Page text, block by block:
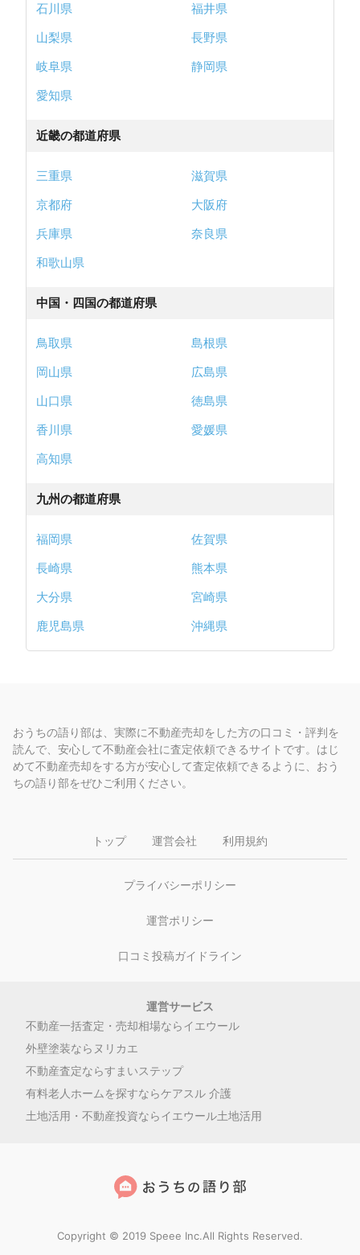
石川県
福井県
山梨県
長野県
岐阜県
静岡県
愛知県
近畿の都道府県
三重県
滋賀県
京都府
大阪府
兵庫県
奈良県
和歌山県
中国・四国の都道府県
鳥取県
島根県
岡山県
広島県
山口県
徳島県
香川県
愛媛県
高知県
九州の都道府県
福岡県
佐賀県
長崎県
熊本県
大分県
宮崎県
鹿児島県
沖縄県
おうちの語り部は、実際に不動産売却をした方の口コミ・評判を
読んで、安心して不動産会社に査定依頼できるサイトです。はじ
めて不動産売却をする方が安心して査定依頼できるように、おう
ちの語り部をぜひご利用ください。
トップ 運営会社 利用規約
プライバシーポリシー
運営ポリシー
口コミ投稿ガイドライン
運営サービス
不動産一括査定・売却相場ならイエウール
外壁塗装ならヌリカエ
不動産査定ならすまいステップ
有料老人ホームを探すならケアスル 介護
土地活用・不動産投資ならイエウール土地活用
Copyright © 2019 Speee Inc.All Rights Reserved.